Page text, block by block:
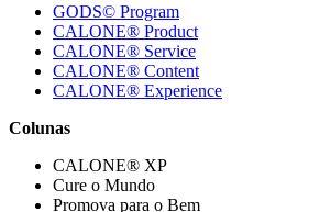
GODS© Program
CALONE® Product
CALONE® Service
CALONE® Content
CALONE® Experience
Colunas
CALONE® XP
Cure o Mundo
Promova para o Bem